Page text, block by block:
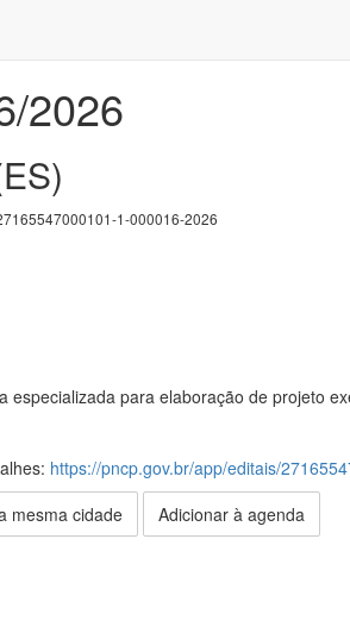
2026
1-000016-2026
especializada para elaboração de projeto
https://pncp.gov.br/app/editais/
mesma cidade Adicionar à agenda